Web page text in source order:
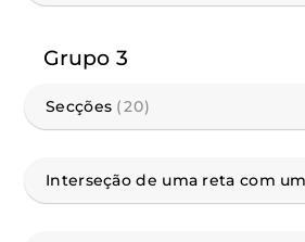
Grupo 3
Secções (20)
Interseção de uma reta com